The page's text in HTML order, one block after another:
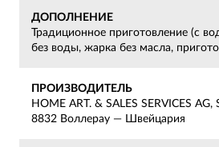
ДОПОЛНЕНИЕ
Традиционное приготовление (с
без воды, жарка без масла,
ПРОИЗВОДИТЕЛЬ
HOME ART. & SALES SERVICES AG,
8832 Воллерау — Швейцария